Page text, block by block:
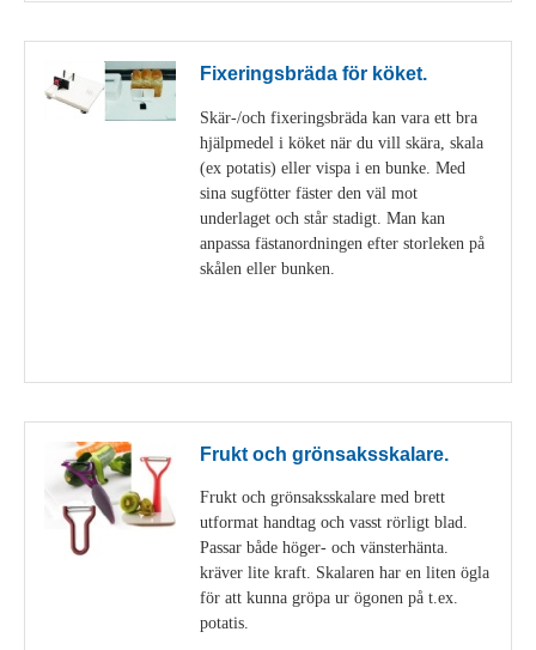
Fixeringsbräda för köket.
Skär-/och fixeringsbräda kan vara ett bra
hjälpmedel i köket när du vill skära, skala
(ex potatis) eller vispa i en bunke. Med
sina sugfötter fäster den väl mot
underlaget och står stadigt. Man kan
anpassa fästanordningen efter storleken på
skålen eller bunken.
Frukt och grönsaksskalare.
Frukt och grönsaksskalare med brett
utformat handtag och vasst rörligt blad.
Passar både höger- och vänsterhänta.
kräver lite kraft. Skalaren har en liten ögla
för att kunna gröpa ur ögonen på t.ex.
potatis.